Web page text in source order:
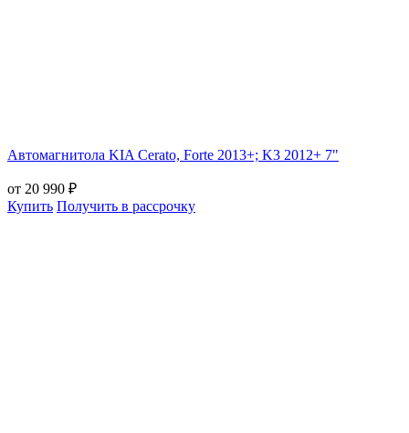
Автомагнитола KIA Cerato, Forte 2013+; K3 2012+ 7"
от 20 990 ₽
Купить Получить в рассрочку